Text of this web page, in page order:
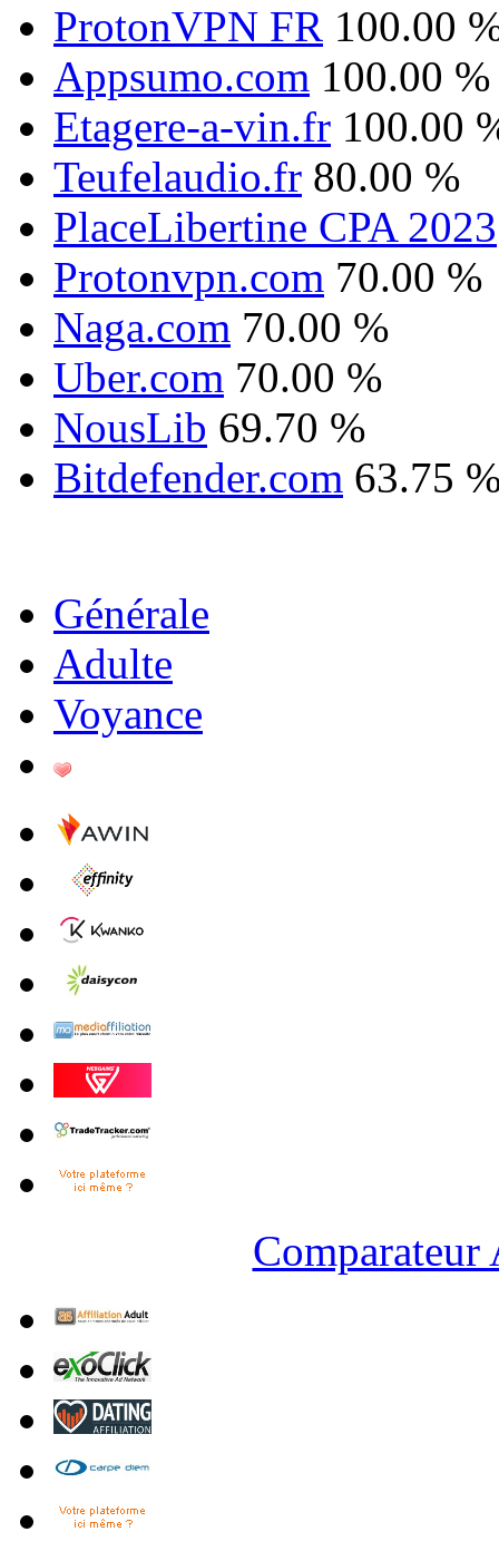
ProtonVPN FR 100.00
Appsumo.com 100.00 %
Etagere-a-vin.fr 100.00
Teufelaudio.fr 80.00 %
PlaceLibertine CPA 2023
Protonvpn.com 70.00 %
Naga.com 70.00 %
Uber.com 70.00 %
NousLib 69.70 %
Bitdefender.com 63.75
Générale
Adulte
Voyance